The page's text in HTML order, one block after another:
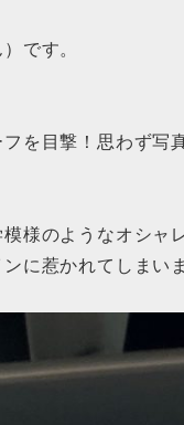
です。
を目撃！思わず写
様のようなオシャ
に惹かれてしまい